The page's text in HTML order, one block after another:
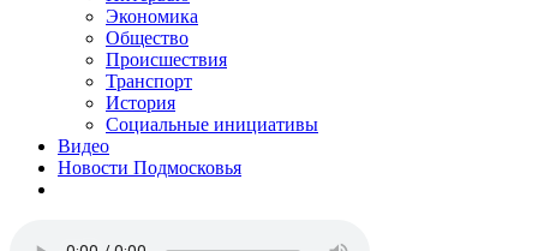
Экономика
Общество
Происшествия
Транспорт
История
Социальные инициативы
Видео
Новости Подмосковья